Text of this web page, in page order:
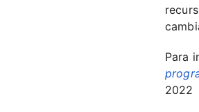
Para
2022